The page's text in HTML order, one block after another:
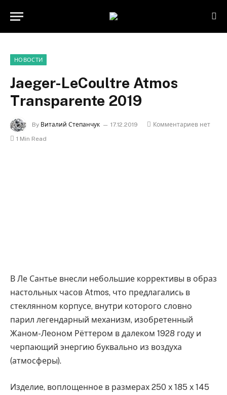
НОВОСТИ
Jaeger-LeCoultre Atmos
Transparente 2019
By Виталий Степанчук 17.12.2019
Комментариев нет
1 Min Read
В Ле Сантье внесли небольшие коррективы в образ
настольных часов Atmos, что предлагались в
стеклянном корпусе, внутри которого словно
парил легендарный механизм, изобретенный
Жаном-Леоном Рёттером в далеком 1928 году и
черпающий энергию буквально из воздуха
(атмосферы).
Изделие, воплощенное в размерах 250 х 185 х 145